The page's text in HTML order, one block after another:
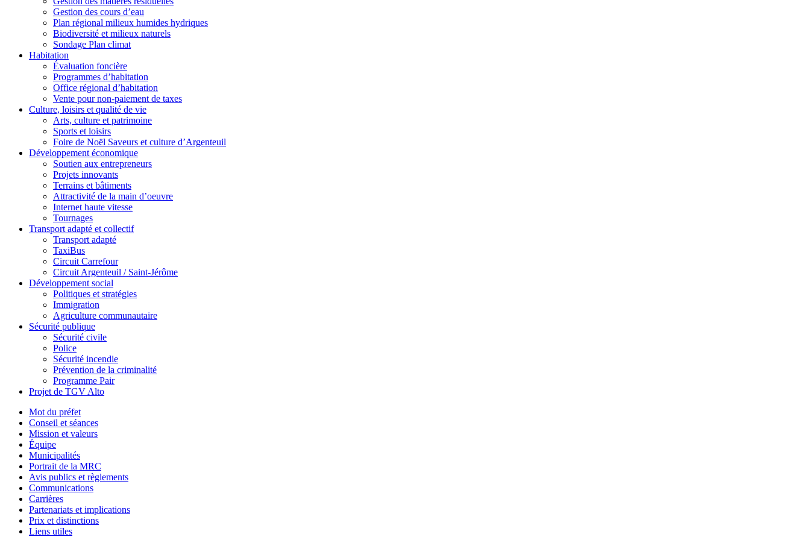
Gestion des cours d’eau
Plan régional milieux humides hydriques
Biodiversité et milieux naturels
Sondage Plan climat
Habitation
Évaluation foncière
Programmes d’habitation
Office régional d’habitation
Vente pour non-paiement de taxes
Culture, loisirs et qualité de vie
Arts, culture et patrimoine
Sports et loisirs
Foire de Noël Saveurs et culture d’Argenteuil
Développement économique
Soutien aux entrepreneurs
Projets innovants
Terrains et bâtiments
Attractivité de la main d’oeuvre
Internet haute vitesse
Tournages
Transport adapté et collectif
Transport adapté
TaxiBus
Circuit Carrefour
Circuit Argenteuil / Saint-Jérôme
Développement social
Politiques et stratégies
Immigration
Agriculture communautaire
Sécurité publique
Sécurité civile
Police
Sécurité incendie
Prévention de la criminalité
Programme Pair
Projet de TGV Alto
Mot du préfet
Conseil et séances
Mission et valeurs
Équipe
Municipalités
Portrait de la MRC
Avis publics et règlements
Communications
Carrières
Partenariats et implications
Prix et distinctions
Liens utiles